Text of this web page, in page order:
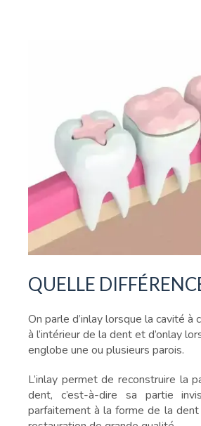
QUELLE
On parle d’inlay lorsque la cavité à
à l’intérieur de la dent et d’onlay
englobe une ou plusieurs parois.
L’inlay permet de reconstruire la
dent, c’est-à-dire sa partie
parfaitement à la forme de la dent